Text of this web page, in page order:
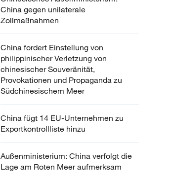
China gegen unilaterale
Zollmaßnahmen
China fordert Einstellung von
philippinischer Verletzung von
chinesischer Souveränität,
Provokationen und Propaganda zu
Südchinesischem Meer
China fügt 14 EU-Unternehmen zu
Exportkontrollliste hinzu
Außenministerium: China verfolgt die
Lage am Roten Meer aufmerksam